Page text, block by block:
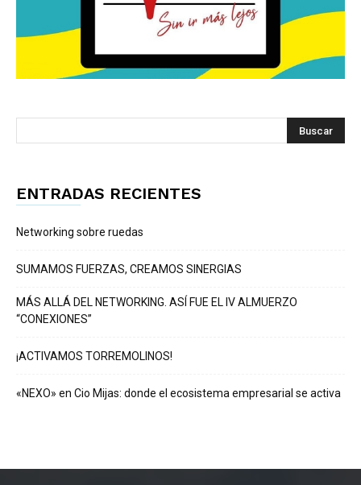
ENTRADAS RECIENTES
Networking sobre ruedas
SUMAMOS FUERZAS, CREAMOS SINERGIAS
MÁS ALLÁ DEL NETWORKING. ASÍ FUE EL IV ALMUERZO
“CONEXIONES”
¡ACTIVAMOS TORREMOLINOS!
«NEXO» en Cio Mijas: donde el ecosistema empresarial se activa